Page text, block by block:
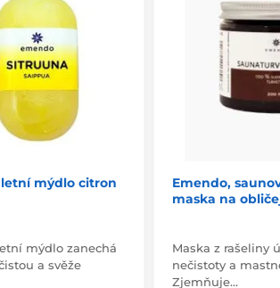
mýdlo citron
mýdlo zanechá
a svěže
Emendo,
maska na
Maska z rašeliny
nečistoty a
Zjemňuje…